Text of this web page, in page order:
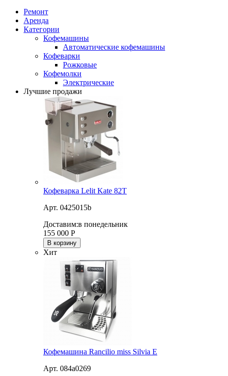
Ремонт
Аренда
Категории
Кофемашины
Автоматические кофемашины
Кофеварки
Рожковые
Кофемолки
Электрические
Лучшие продажи
Кофеварка Lelit Kate 82T
Арт. 0425015b
Доставим:в понедельник
155 000 Р
В корзину
Хит
Кофемашина Rancilio miss Silvia E
Арт. 084a0269